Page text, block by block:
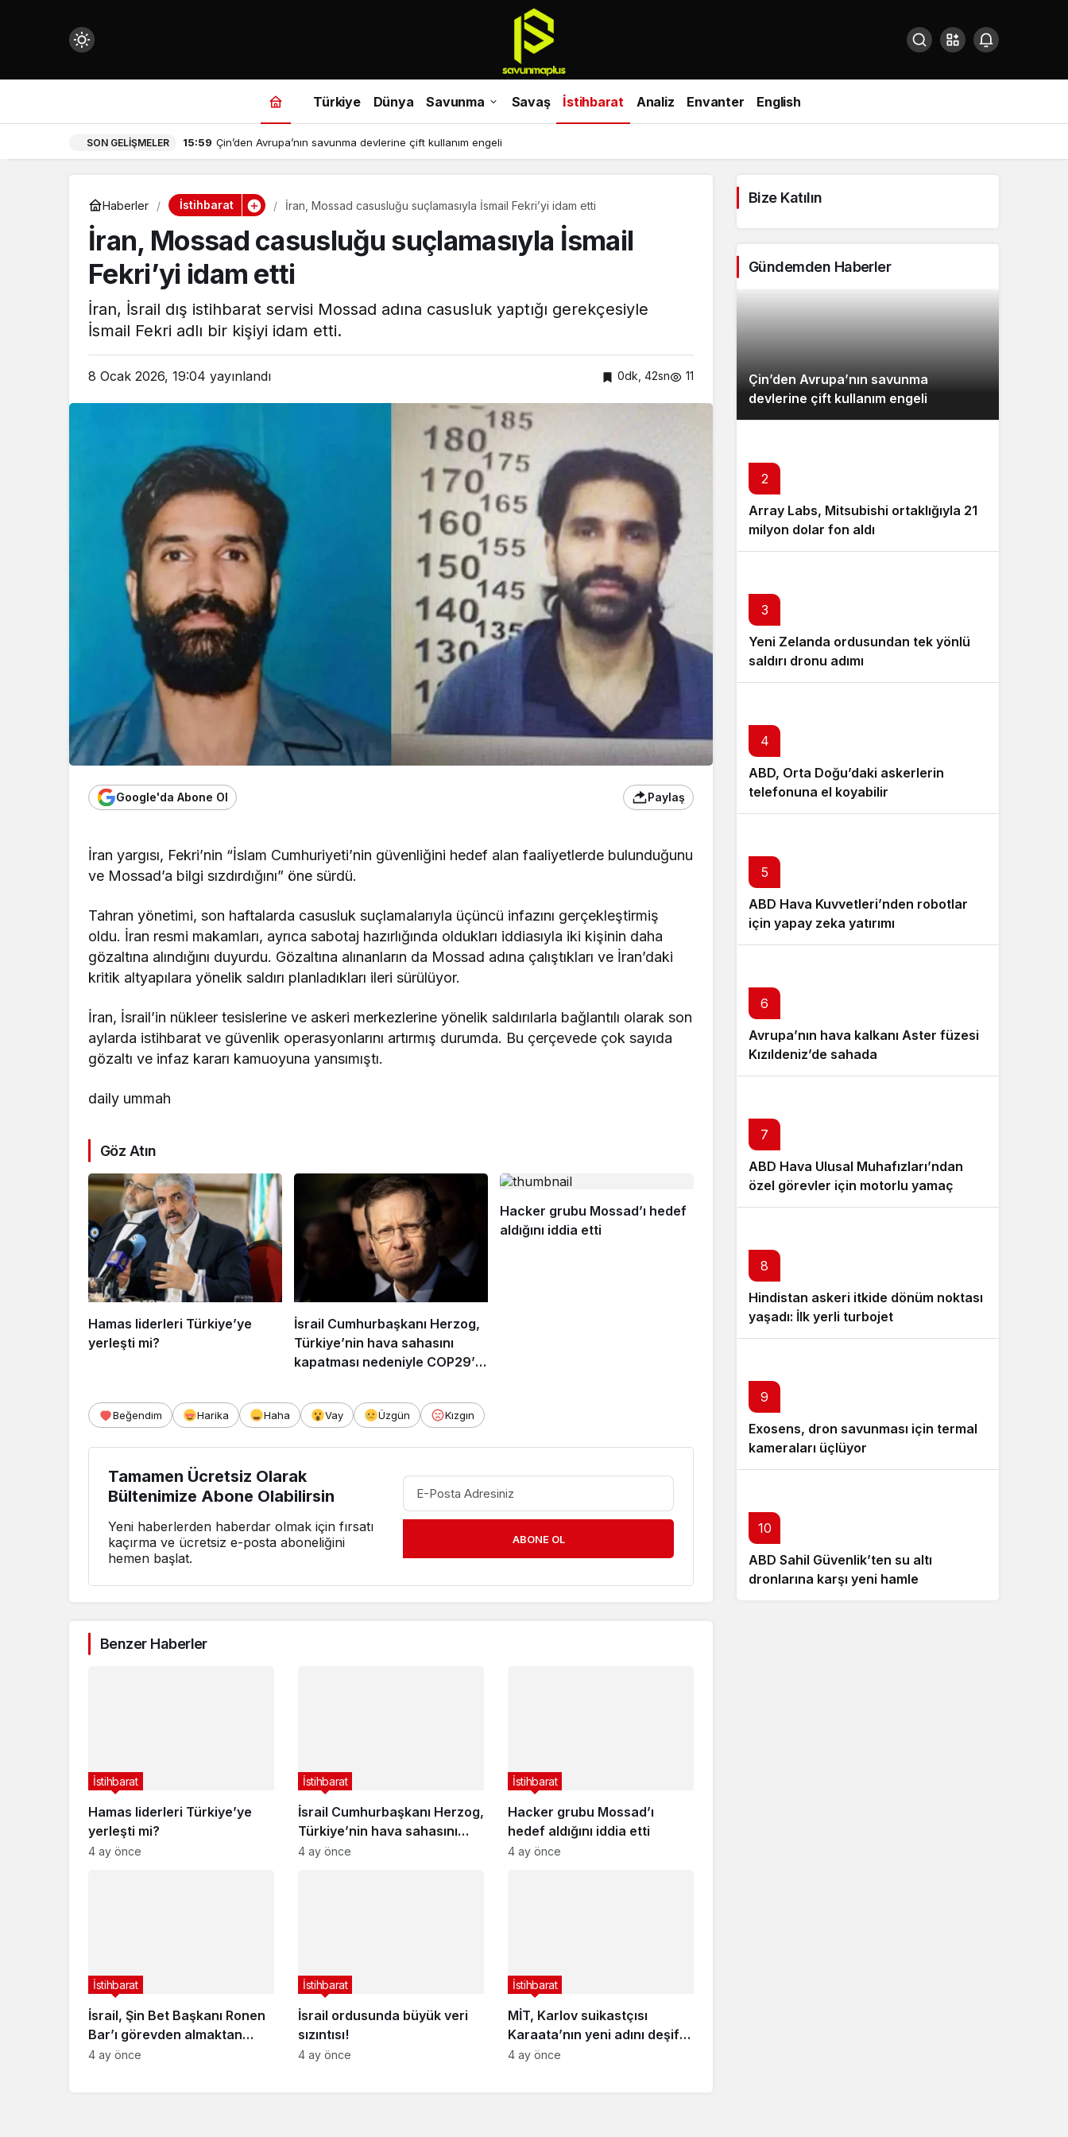
Mod
Türkiye Dünya Savunma Savaş İstihbarat Analiz Envanter English
SON GELIŞMELER 15:59 Çin’den Avrupa’nın savunma devlerine çift kullanım engeli
Haberler İstihbarat İran, Mossad casusluğu suçlamasıyla İsmail Fekri’yi idam etti
İran, Mossad casusluğu suçlamasıyla İsmail
Fekri’yi idam etti
İran, İsrail dış istihbarat servisi Mossad adına casusluk yaptığı gerekçesiyle
İsmail Fekri adlı bir kişiyi idam etti.
8 Ocak 2026, 19:04 yayınlandı 0dk, 42sn 11
Google'da Abone Ol Paylaş
İran yargısı, Fekri’nin “İslam Cumhuriyeti’nin güvenliğini hedef alan faaliyetlerde bulunduğunu
ve Mossad’a bilgi sızdırdığını” öne sürdü.
Tahran yönetimi, son haftalarda casusluk suçlamalarıyla üçüncü infazını gerçekleştirmiş
oldu. İran resmi makamları, ayrıca sabotaj hazırlığında oldukları iddiasıyla iki kişinin daha
gözaltına alındığını duyurdu. Gözaltına alınanların da Mossad adına çalıştıkları ve İran’daki
kritik altyapılara yönelik saldırı planladıkları ileri sürülüyor.
İran, İsrail’in nükleer tesislerine ve askeri merkezlerine yönelik saldırılarla bağlantılı olarak son
aylarda istihbarat ve güvenlik operasyonlarını artırmış durumda. Bu çerçevede çok sayıda
gözaltı ve infaz kararı kamuoyuna yansımıştı.
daily ummah
Göz Atın
Hamas liderleri Türkiye’ye
yerleşti mi?
İsrail Cumhurbaşkanı Herzog,
Türkiye’nin hava sahasını
kapatması nedeniyle COP29’a
Hacker grubu Mossad’ı hedef
aldığını iddia etti
Beğendim Harika Haha Vay Üzgün Kızgın
Tamamen Ücretsiz Olarak
Bültenimize Abone Olabilirsin
Yeni haberlerden haberdar olmak için fırsatı
kaçırma ve ücretsiz e-posta aboneliğini
hemen başlat.
ABONE OL
Benzer Haberler
Hamas liderleri Türkiye’ye
yerleşti mi?
İstihbarat
4 ay önce
İsrail Cumhurbaşkanı Herzog,
Türkiye’nin hava sahasını
kapatması nedeniyle
İstihbarat
4 ay önce
Hacker grubu Mossad’ı
hedef aldığını iddia etti
İstihbarat
4 ay önce
İsrail, Şin Bet Başkanı Ronen
Bar’ı görevden almaktan
vazgeçti
İstihbarat
4 ay önce
İsrail ordusunda büyük veri
sızıntısı!
İstihbarat
4 ay önce
MİT, Karlov suikastçısı
Karaata’nın yeni adını deşifre
etti
İstihbarat
4 ay önce
Bize Katılın
Gündemden Haberler
Çin’den Avrupa’nın savunma
devlerine çift kullanım engeli
2
Array Labs, Mitsubishi ortaklığıyla 21
milyon dolar fon aldı
3
Yeni Zelanda ordusundan tek yönlü
saldırı dronu adımı
4
ABD, Orta Doğu’daki askerlerin
telefonuna el koyabilir
5
ABD Hava Kuvvetleri’nden robotlar
için yapay zeka yatırımı
6
Avrupa’nın hava kalkanı Aster füzesi
Kızıldeniz’de sahada
7
ABD Hava Ulusal Muhafızları’ndan
özel görevler için motorlu yamaç
paraşütü hamlesi
8
Hindistan askeri itkide dönüm noktası
yaşadı: İlk yerli turbojet
9
Exosens, dron savunması için termal
kameraları üçlüyor
10
ABD Sahil Güvenlik’ten su altı
dronlarına karşı yeni hamle